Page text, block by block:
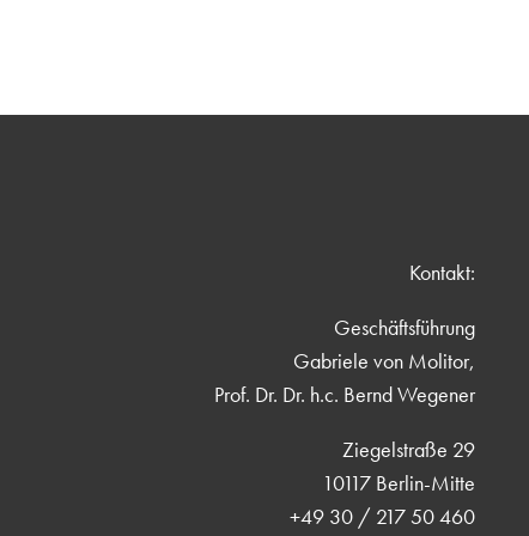
Kontakt:
Geschäftsführung
Gabriele von Molitor,
Prof. Dr. Dr. h.c. Bernd Wegener
Ziegelstraße 29
10117 Berlin-Mitte
+49 30 / 217 50 460